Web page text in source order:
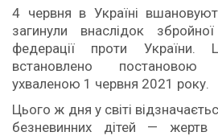
4 червня в Україні
загинули внаслідок збройної
федерації проти України.
встановлено
ухваленою 1 червня 2021 року.
Цього ж дня у світі
безневинних дітей — жертв